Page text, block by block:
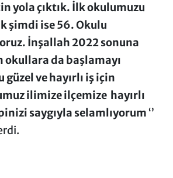
yola çıktık. İlk okulumuzu
şimdi ise 56. Okulu
İnşallah 2022 sonuna
okullara da başlamayı
ve hayırlı iş için
ilimize ilçemize hayırlı
saygıyla selamlıyorum‘’